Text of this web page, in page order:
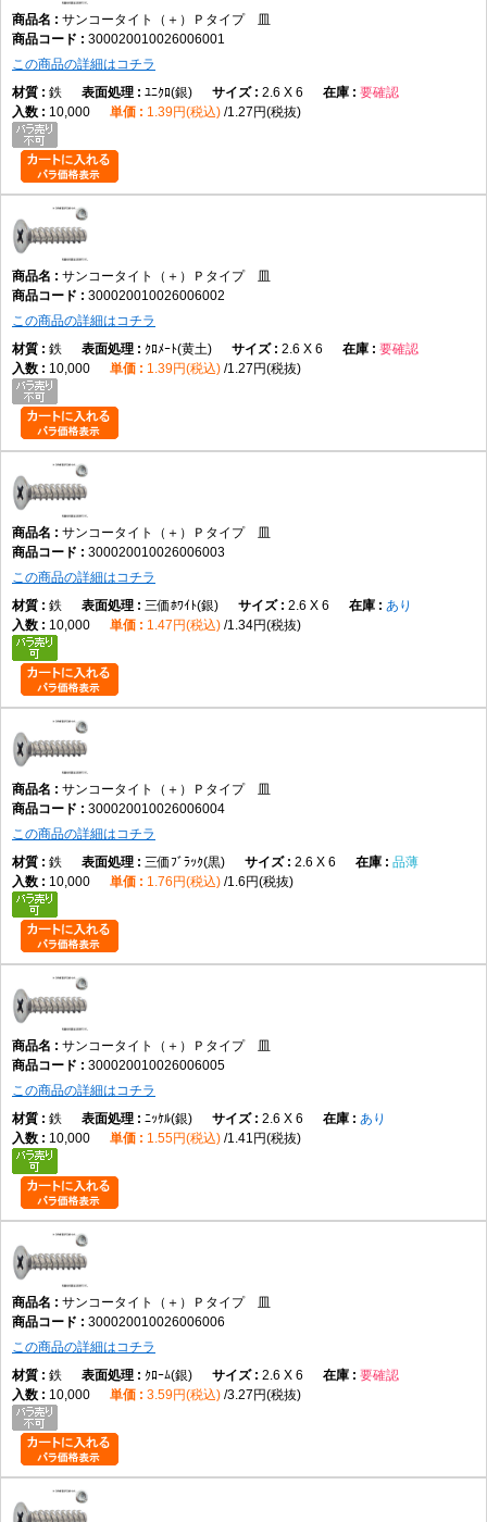
サンコータイト（＋）Ｐタイプ 皿
300020010026006001
この商品の詳細はコチラ
鉄
ﾕﾆｸﾛ(銀) 2.6 X 6
要確認
10,000
1.39円(税込) 1.27円(税抜)
サンコータイト（＋）Ｐタイプ 皿
300020010026006002
この商品の詳細はコチラ
鉄
ｸﾛﾒｰﾄ(黄土) 2.6 X 6
要確認
10,000
1.39円(税込) 1.27円(税抜)
サンコータイト（＋）Ｐタイプ 皿
300020010026006003
この商品の詳細はコチラ
鉄
三価ﾎﾜｲﾄ(銀) 2.6 X 6
あり
10,000
1.47円(税込) 1.34円(税抜)
サンコータイト（＋）Ｐタイプ 皿
300020010026006004
この商品の詳細はコチラ
鉄
三価ﾌﾞﾗｯｸ(黒) 2.6 X 6
品薄
10,000
1.76円(税込) 1.6円(税抜)
サンコータイト（＋）Ｐタイプ 皿
300020010026006005
この商品の詳細はコチラ
鉄
ﾆｯｹﾙ(銀) 2.6 X 6
あり
10,000
1.55円(税込) 1.41円(税抜)
サンコータイト（＋）Ｐタイプ 皿
300020010026006006
この商品の詳細はコチラ
鉄
ｸﾛｰﾑ(銀) 2.6 X 6
要確認
10,000
3.59円(税込) 3.27円(税抜)